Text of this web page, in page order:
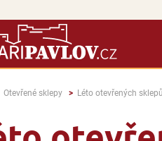
Otevřené sklepy Léto otevřených sklepů